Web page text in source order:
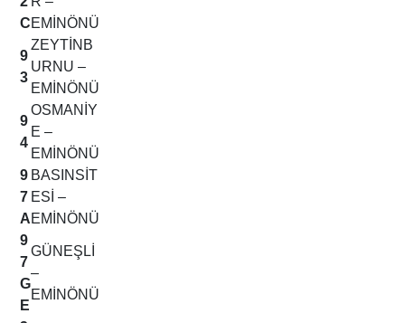
CEMİNÖNÜ
9
3
ZEYTİNB
URNU –
EMİNÖNÜ
9
4
OSMANİY
E –
EMİNÖNÜ
9
7
A
BASINSİT
ESİ –
EMİNÖNÜ
9
7
G
E
GÜNEŞLİ
–
EMİNÖNÜ